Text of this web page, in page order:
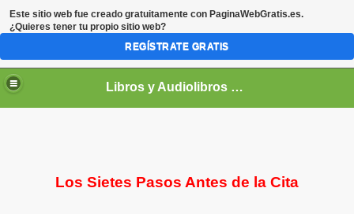
Libros y Audiolibros Para emprendedores
Los Sietes Pasos Antes de la Cita
Este sitio web fue creado gratuitamente con PaginaWebGratis.es.
¿Quieres tener tu propio sitio web?
REGÍSTRATE GRATIS